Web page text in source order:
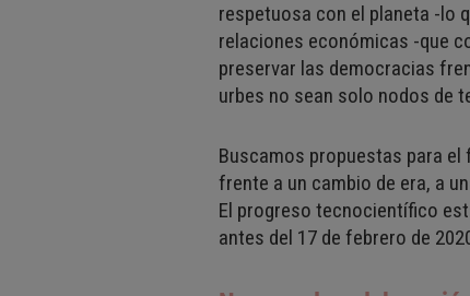
respetuosa con el planeta -lo
relaciones económicas -que
preservar las democracias
urbes no sean solo nodos de
Buscamos propuestas para el
frente a un cambio de era, a
El progreso tecnocientífico
antes del 17 de febrero de